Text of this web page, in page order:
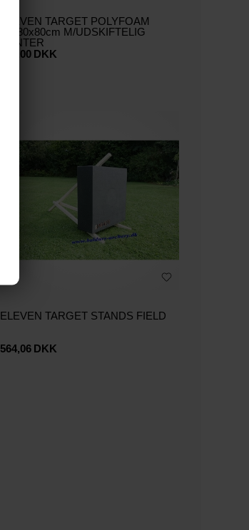
ELEVEN TARGET POLYFOAM
25x80x80cm M/UDSKIFTELIG
CENTER
976,00 DKK
ELEVEN TARGET STANDS FIELD
564,06 DKK